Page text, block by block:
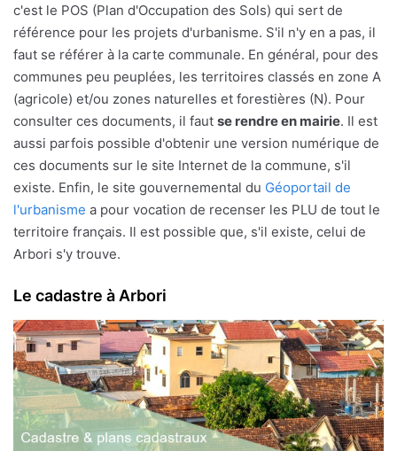
c'est le POS (Plan d'Occupation des Sols) qui sert de
référence pour les projets d'urbanisme. S'il n'y en a pas, il
faut se référer à la carte communale. En général, pour des
communes peu peuplées, les territoires classés en zone A
(agricole) et/ou zones naturelles et forestières (N). Pour
consulter ces documents, il faut se rendre en mairie. Il est
aussi parfois possible d'obtenir une version numérique de
ces documents sur le site Internet de la commune, s'il
existe. Enfin, le site gouvernemental du Géoportail de
l'urbanisme a pour vocation de recenser les PLU de tout le
territoire français. Il est possible que, s'il existe, celui de
Arbori s'y trouve.
Le cadastre à Arbori